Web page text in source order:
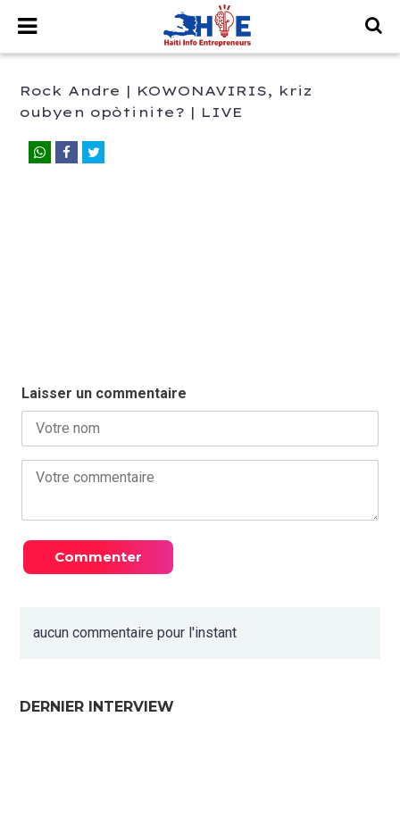
Rock Andre | KOWONAVIRIS, kriz
oubyen opòtinite? | LIVE
Laisser un commentaire
aucun commentaire pour l'instant
DERNIER INTERVIEW